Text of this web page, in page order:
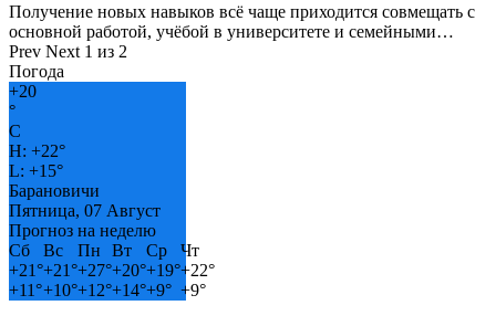
Получение новых навыков всё чаще приходится совмещать с
основной работой, учёбой в университете и семейными…
Prev Next 1 из 2
Погода
+20
°
C
H: +22°
L: +15°
Барановичи
Пятница, 07 Август
Прогноз на неделю
Сб
Вс Пн Вт Ср
Чт
+21°+21°+27°+20°+19°+22°
+11°+10°+12°+14°+9° +9°